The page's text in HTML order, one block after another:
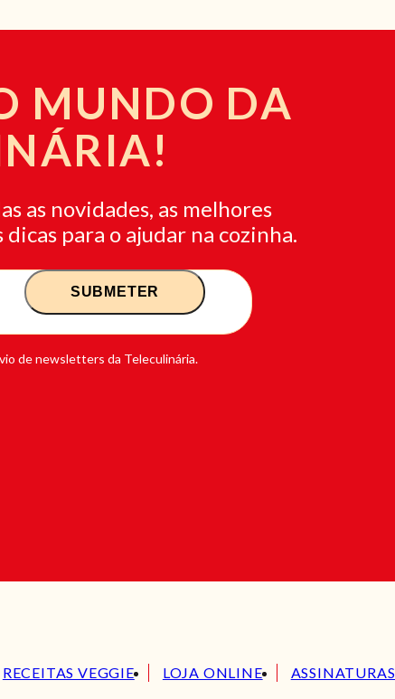
MUNDO DA
as novidades, as melhores
para o ajudar na cozinha.
de newsletters da Teleculinária.
RECEITAS VEGGIE LOJA ONLINE ASSINATURAS